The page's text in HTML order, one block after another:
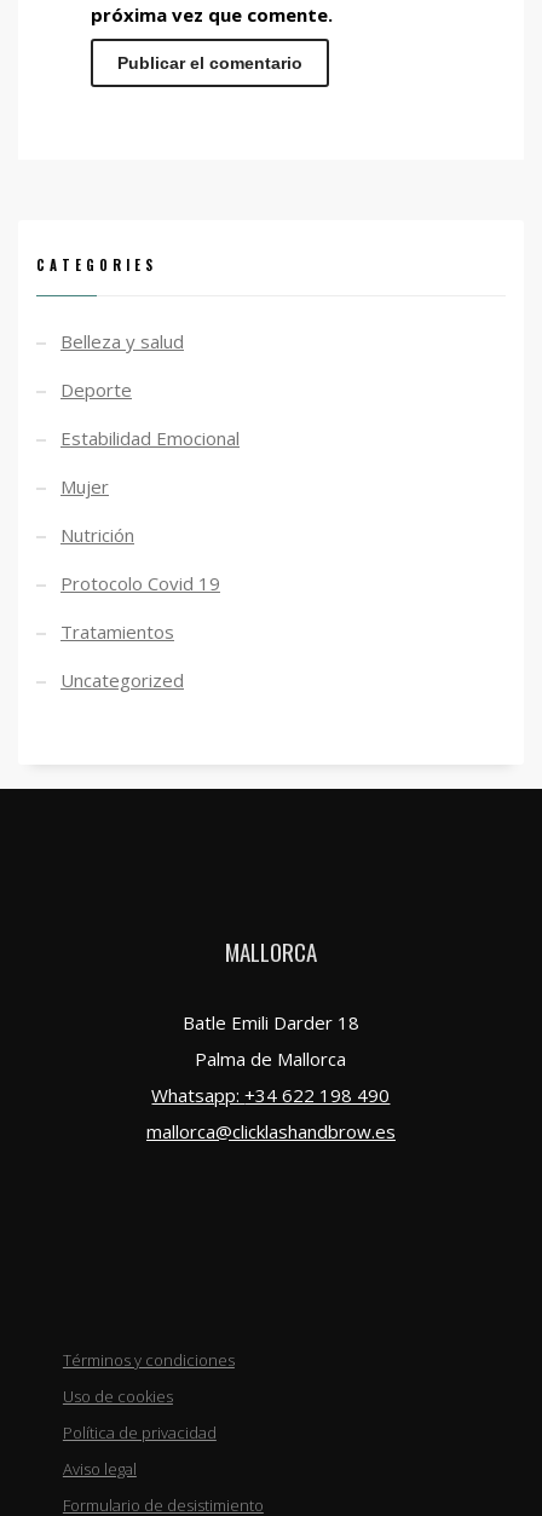
próxima vez que comente.
CATEGORIES
Belleza y salud
Deporte
Estabilidad Emocional
Mujer
Nutrición
Protocolo Covid 19
Tratamientos
Uncategorized
MALLORCA
Batle Emili Darder 18
Palma de Mallorca
Whatsapp:+34 622 198 490
mallorca@clicklashandbrow.es
Términos y condiciones
Uso de cookies
Política de privacidad
Aviso legal
Formulario de desistimiento